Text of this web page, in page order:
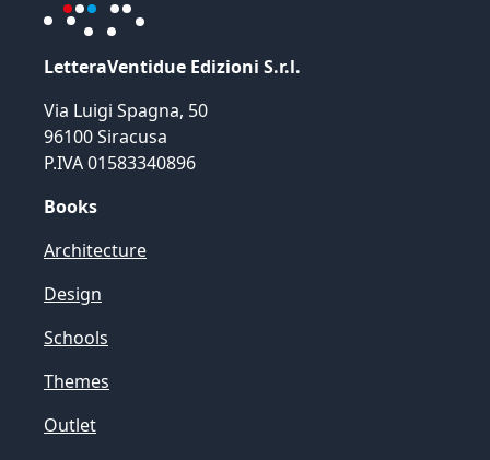
LetteraVentidue Edizioni S.r.l.
Via Luigi Spagna, 50
96100 Siracusa
P.IVA 01583340896
Books
Architecture
Design
Schools
Themes
Outlet